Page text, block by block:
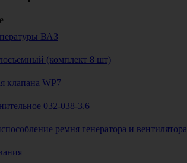
ВАЗ
(комплект 8 шт)
клапана WP7
032-038-3.6
ремня генератора и